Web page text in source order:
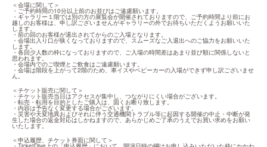
＜会場に関して＞
・ご予約時間の10分以上前のお並びはご遠慮願います。
・ギャラリー１階では別の方の展覧会が開催されておりますので、ご予約時間より前にお
越しのお客様は、申し訳ございませんがギャラリーの外でお待ちいただくようお願いいた
します。
・前の回のお客様が退出されてからのご入場となります。
・会場出入り口が狭くなっておりますので、スムーズなご入退出へのご協力をお願いいた
します。
・各回少人数の枠になっておりますので、ご入場の時間差はあまり並び順に関係しないと
思われます。
・会場内でのご喫煙とご飲食はご遠慮願います。
・会場は階段を上がって2階のため、車イスやベビーカーの入場ができず申し訳ございませ
ん。
＜チケット販売に関して＞
・チケット販売当日はアクセスが集中し、つながりにくい場合がございます。
・転売・転用を目的としたご購入は、固くお断り致します。
・内容は予告なく変更する場合がございます。
・災害や天変地異およびそれに伴う交通機関トラブル等に起因する開催の中止・中断が発
生した場合の返金対応はしかねますので、あらかじめご了承のうえでお買い求めをお願い
いたします。
＜申込履歴、チケット券面に関して＞